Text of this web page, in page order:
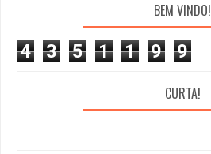
BEM VINDO!
4 3 5 1 1 9 9
CURTA!